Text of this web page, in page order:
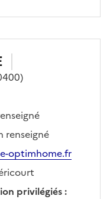
renseigné
optimhome.fr
privilégiés: